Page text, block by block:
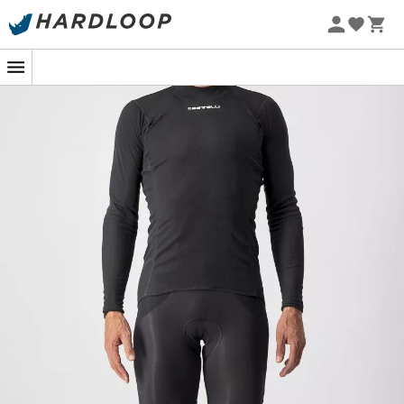
Promos d'été 🔥 -5 % EXTRA dès 2 produits* code Summer5
-5% Extra - Code Summer5
Castelli ML Flanders Warm : pour affronter
les conditions les plus rudes !
Lorsque vous vous lancez dans des activités de plein air
par temps froid, il est essentiel d'avoir une base
thermique fiable pour vous garder au chaud et au sec.
sous-vêtement thermique Castelli ML Flanders
est spécialement conçu pour les